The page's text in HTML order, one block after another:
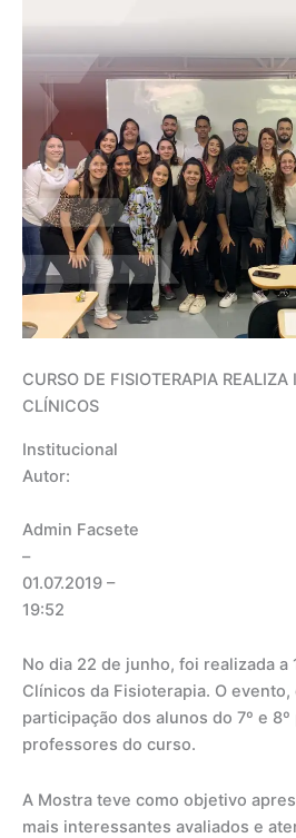
CURSO DE FISIOTERAPIA
CLÍNICOS
Institucional
Autor:
Admin Facsete
–
01.07.2019 –
19:52
No dia 22 de junho, foi realizada a
Clínicos da Fisioterapia. O
participação dos alunos do 7º e
professores do curso.
A Mostra teve como objetivo
mais interessantes avaliados e